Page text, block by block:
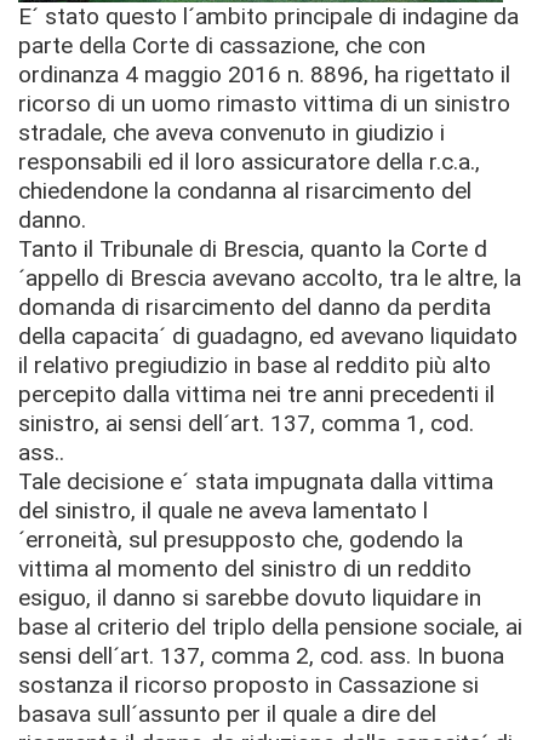
E´ stato questo l´ambito principale di indagine da
parte della Corte di cassazione, che con
ordinanza 4 maggio 2016 n. 8896, ha rigettato il
ricorso di un uomo rimasto vittima di un sinistro
stradale, che aveva convenuto in giudizio i
responsabili ed il loro assicuratore della r.c.a.,
chiedendone la condanna al risarcimento del
danno.
Tanto il Tribunale di Brescia, quanto la Corte d
´appello di Brescia avevano accolto, tra le altre, la
domanda di risarcimento del danno da perdita
della capacita´ di guadagno, ed avevano liquidato
il relativo pregiudizio in base al reddito più alto
percepito dalla vittima nei tre anni precedenti il
sinistro, ai sensi dell´art. 137, comma 1, cod.
ass..
Tale decisione e´ stata impugnata dalla vittima
del sinistro, il quale ne aveva lamentato l
´erroneità, sul presupposto che, godendo la
vittima al momento del sinistro di un reddito
esiguo, il danno si sarebbe dovuto liquidare in
base al criterio del triplo della pensione sociale, ai
sensi dell´art. 137, comma 2, cod. ass. In buona
sostanza il ricorso proposto in Cassazione si
basava sull´assunto per il quale a dire del